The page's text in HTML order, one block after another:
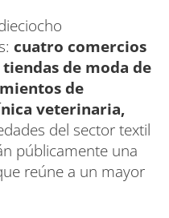
cuatro comercios
de moda de
de
veterinaria,
del sector textil
públicamente una
reúne a un mayor